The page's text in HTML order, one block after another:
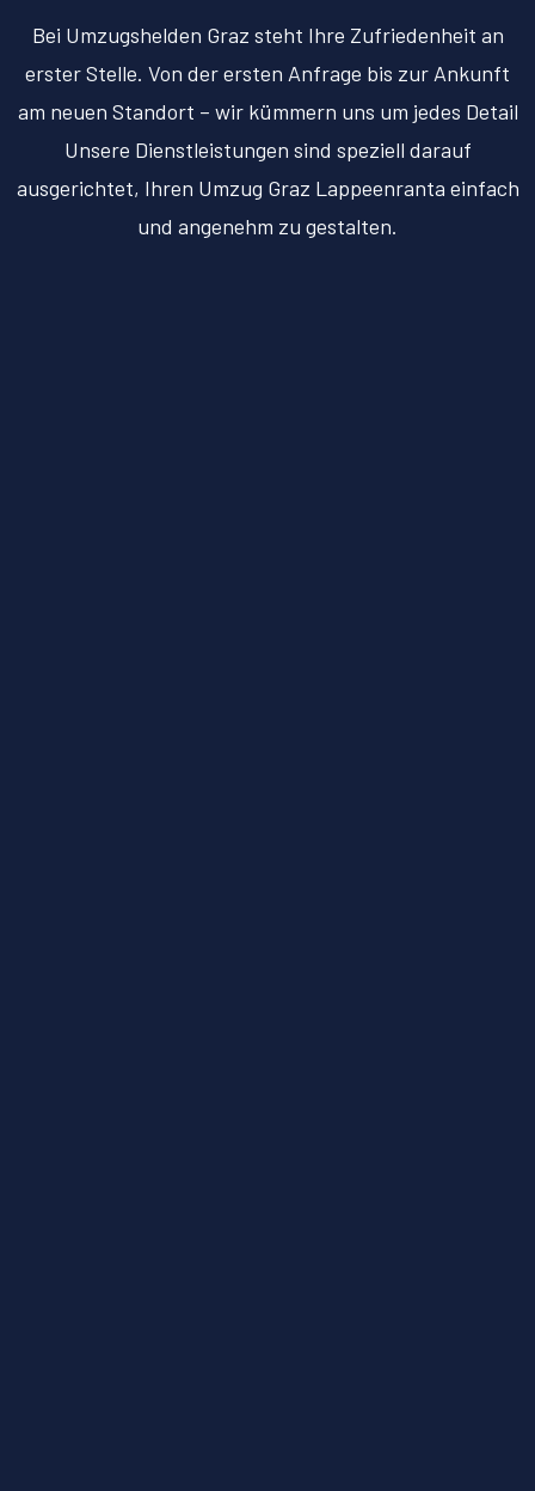
Bei Umzugshelden Graz steht Ihre Zufriedenheit an
erster Stelle. Von der ersten Anfrage bis zur Ankunft
am neuen Standort – wir kümmern uns um jedes Detail
Unsere Dienstleistungen sind speziell darauf
ausgerichtet, Ihren Umzug Graz Lappeenranta einfach
und angenehm zu gestalten.